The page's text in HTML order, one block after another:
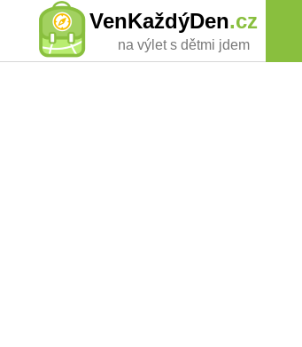
VenKaždýDen.cz
na výlet s dětmi jdem